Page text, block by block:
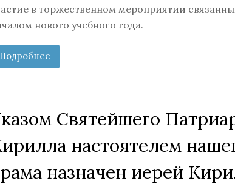
в торжественном мероприятии
нового учебного года.
Подробнее
Святейшего
настоятелем
назначен иерей